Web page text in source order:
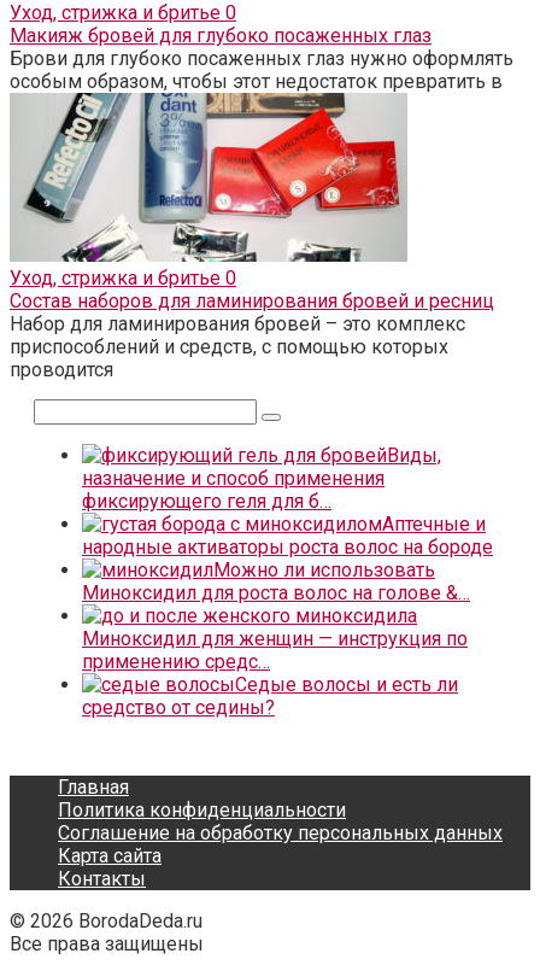
Уход, стрижка и бритье 0
Макияж бровей для глубоко посаженных глаз
Брови для глубоко посаженных глаз нужно оформлять
особым образом, чтобы этот недостаток превратить в
Уход, стрижка и бритье 0
Состав наборов для ламинирования бровей и ресниц
Набор для ламинирования бровей – это комплекс
приспособлений и средств, с помощью которых
проводится
Виды,
назначение и способ применения
фиксирующего геля для б…
Аптечные и
народные активаторы роста волос на бороде
Можно ли использовать
Миноксидил для роста волос на голове &…
Миноксидил для женщин — инструкция по
применению средс…
Седые волосы и есть ли
средство от седины?
Главная
Политика конфиденциальности
Соглашение на обработку персональных данных
Карта сайта
Контакты
© 2026 BorodaDeda.ru
Все права защищены